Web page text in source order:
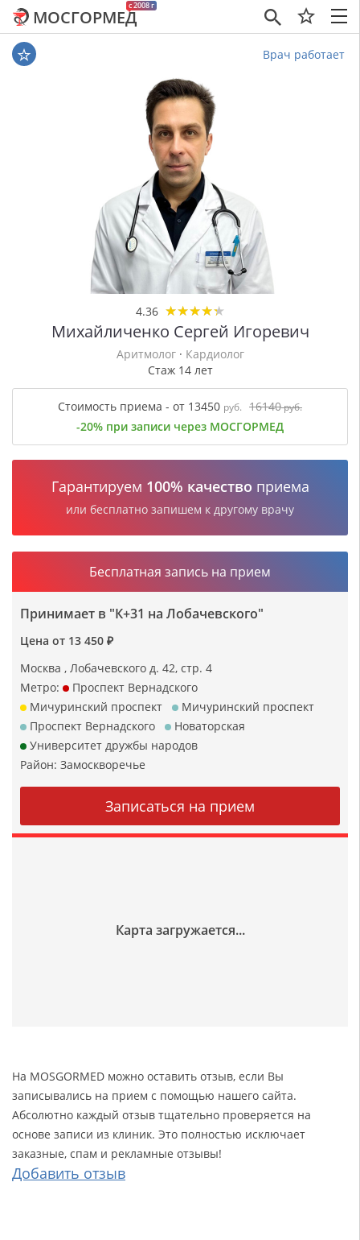
×
c 2008 г
МОСГОРМЕД
Врач работает
4.36 ★★★★★
★★★★★
Михайличенко Сергей Игоревич
Аритмолог· Кардиолог
Стаж 14 лет
Стоимость приема - от 13450 руб. 16140руб.
-20% при записи через МОСГОРМЕД
Гарантируем 100% качество приема
или бесплатно запишем к другому врачу
Бесплатная запись на прием
Принимает в "К+31 на Лобачевского"
Цена от 13 450 ₽
Москва , Лобачевского д. 42, стр. 4
Метро:
Проспект Вернадского
Мичуринский проспект
Мичуринский проспект
Проспект Вернадского
Новаторская
Университет дружбы народов
Район: Замоскворечье
На MOSGORMED можно оставить отзыв, если Вы
записывались на прием с помощью нашего сайта.
Абсолютно каждый отзыв тщательно проверяется на
основе записи из клиник. Это полностью исключает
заказные, спам и рекламные отзывы!
Добавить отзыв